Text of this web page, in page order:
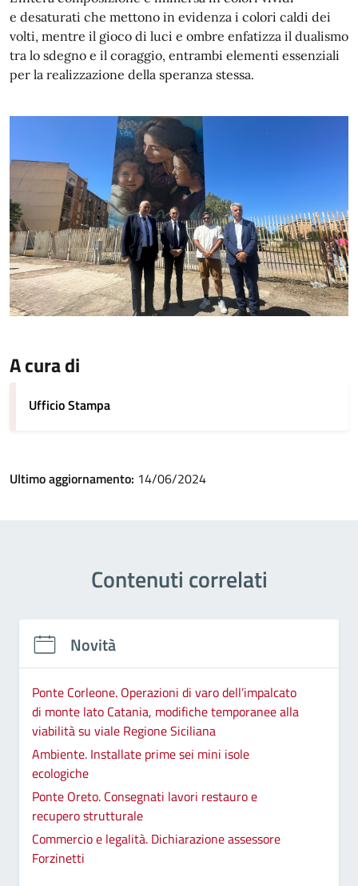
e desaturati che mettono in evidenza i colori caldi dei
volti, mentre il gioco di luci e ombre enfatizza il dualismo
tra lo sdegno e il coraggio, entrambi elementi essenziali
per la realizzazione della speranza stessa.
A cura di
Ufficio Stampa
Ultimo aggiornamento: 14/06/2024
Contenuti correlati
Novità
Ponte Corleone. Operazioni di varo dell’impalcato
di monte lato Catania, modifiche temporanee alla
viabilità su viale Regione Siciliana
Ambiente. Installate prime sei mini isole
ecologiche
Ponte Oreto. Consegnati lavori restauro e
recupero strutturale
Commercio e legalità. Dichiarazione assessore
Forzinetti